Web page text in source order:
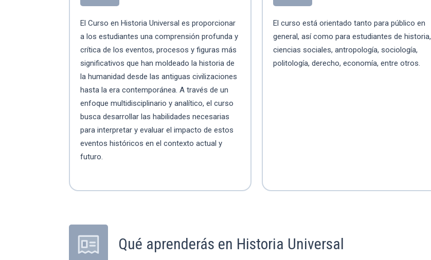
El Curso en Historia Universal es proporcionar
a los estudiantes una comprensión profunda y
crítica de los eventos, procesos y figuras más
significativos que han moldeado la historia de
la humanidad desde las antiguas civilizaciones
hasta la era contemporánea. A través de un
enfoque multidisciplinario y analítico, el curso
busca desarrollar las habilidades necesarias
para interpretar y evaluar el impacto de estos
eventos históricos en el contexto actual y
futuro.
El curso está orientado tanto para público en
general, así como para estudiantes de historia,
ciencias sociales, antropología, sociología,
politología, derecho, economía, entre otros.
Qué aprenderás en Historia Universal